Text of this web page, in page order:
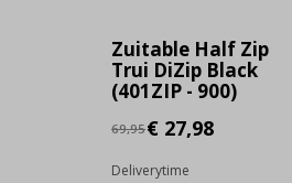
Zuitable Half Zip
Trui DiZip Black
(401ZIP - 900)
69,95€ 27,98
Deliverytime